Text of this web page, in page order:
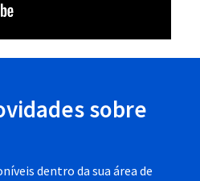
sobre
dentro da sua área de